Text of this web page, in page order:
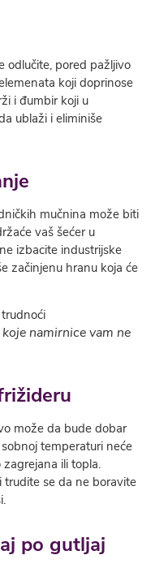
odlučite, pored pažljivo
koji doprinose
i đumbir koji u
ublaži i eliminiše
mučnina može biti
vaš šećer u
izbacite industrijske
začinjenu hranu koja će
namirnice vam ne
može da bude dobar
temperaturi neće
ili topla.
trudite se da ne boravite
po gutljaj